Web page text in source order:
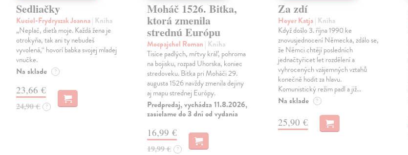
Sedliačky
Kuciel-Frydryszak Joanna| Kniha
„Neplač, dieťa moje. Každá žena je
otrokyňa, tak ani ty nebudeš
vyvolená,“ hovorí babka svojej mladej
vnučke.
Na sklade ?
23,66 €
24,90 € ?
Moháč 1526. Bitka,
ktorá zmenila
strednú Európu
Mocpajchel Roman | Kniha
Tisíce padlých, mŕtvy kráľ, pohroma
na bojisku, rozpad Uhorska, koniec
stredoveku. Bitka pri Moháči 29.
augusta 1526 navždy zmenila dejiny
aj mapu strednej Európy.
Predpredaj, vychádza 11.8.2026,
zasielame do 3 dní od vydania
16,99 €
19,99 € ?
Za zdí
Hoyer Katja| Kniha
Když došlo 3. října 1990 ke
znovusjednocení Německa, zdálo se,
že Němci chtějí posledních
jednačtyřicet let rozdělení a
vyhrocených vzájemných vztahů
konečně hodit za hlavu.
Komunistický režim padl a již…
Na sklade ?
25,90 €